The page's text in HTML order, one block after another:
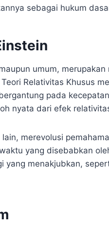
sebagai hukum
umum,
Relativitas Khusus
pada
nyata dari efek
merevolusi
yang disebabkan
yang menakjubkan,